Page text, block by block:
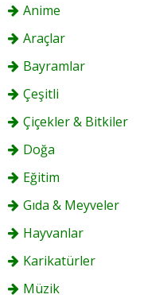
Anime
Araçlar
Bayramlar
Çeşitli
Çiçekler & Bitkiler
Doğa
Eğitim
Gıda & Meyveler
Hayvanlar
Karikatürler
Müzik